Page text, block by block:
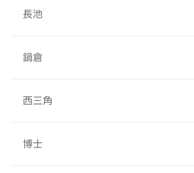
長池
鍋倉
西三角
博士